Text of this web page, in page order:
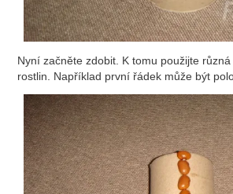
Nyní začněte zdobit. K tomu použijte
rostlin. Například první řádek může být